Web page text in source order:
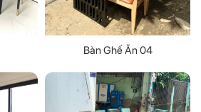
Bàn Ghế Ăn 04